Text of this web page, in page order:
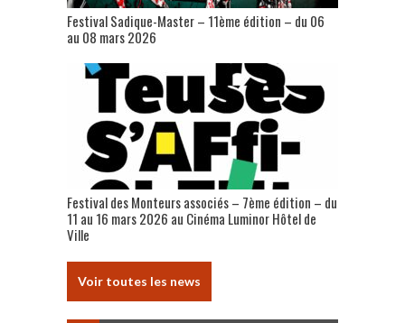
Festival Sadique-Master – 11ème édition – du 06
au 08 mars 2026
Festival des Monteurs associés – 7ème édition – du
11 au 16 mars 2026 au Cinéma Luminor Hôtel de
Ville
Voir toutes les news